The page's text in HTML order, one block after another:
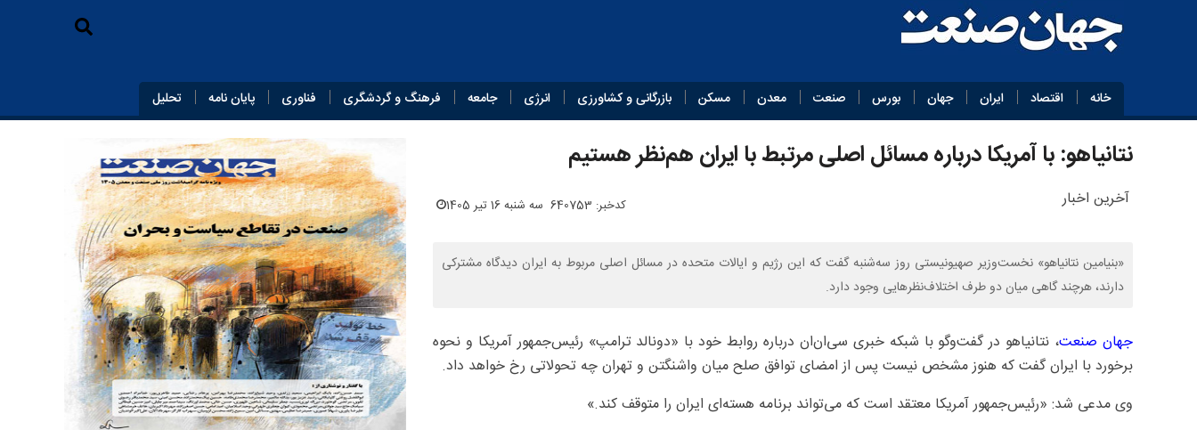
خانه اقتصاد ایران جهان بورس صنعت معدن مسکن بازرگانی و کشاورزی انرژی جامعه فرهنگ و گردشگری فناوری پایان‌ نامه تحلیل
نتانیاهو: با آمریکا درباره مسائل اصلی مرتبط با ایران هم‌نظر هستیم
آخرین اخبار کدخبر: 640753 سه شنبه 16 تیر 1405
«بنیامین نتانیاهو» نخست‌وزیر صهیونیستی روز سه‌شنبه گفت که این رژیم و ایالات متحده در مسائل اصلی مربوط به ایران دیدگاه مشترکی
دارند، هرچند گاهی میان دو طرف اختلاف‌نظرهایی وجود دارد.
جهان صنعت، نتانیاهو در گفت‌وگو با شبکه خبری سی‌ان‌ان درباره روابط خود با «دونالد ترامپ» رئیس‌جمهور آمریکا و نحوه
برخورد با ایران گفت که هنوز مشخص نیست پس از امضای توافق صلح میان واشنگتن و تهران چه تحولاتی رخ خواهد داد.
وی مدعی شد: «رئیس‌جمهور آمریکا معتقد است که می‌تواند برنامه هسته‌ای ایران را متوقف کند.»